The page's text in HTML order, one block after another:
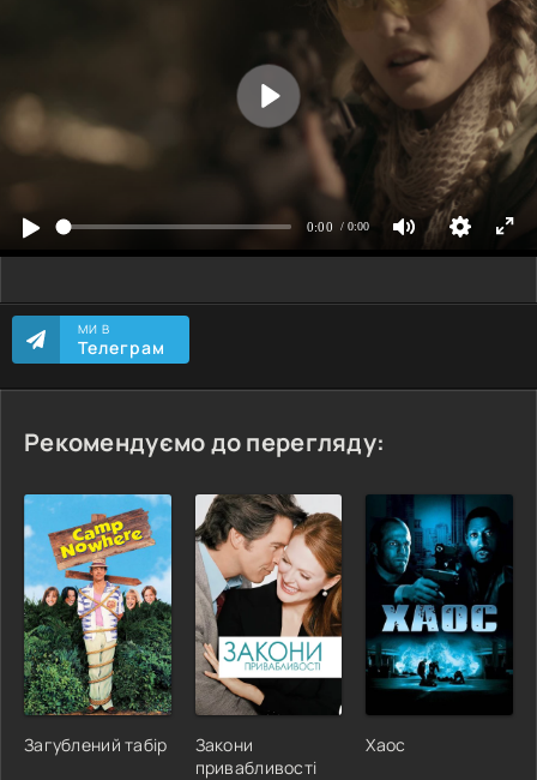
МИ В
Телеграм
Рекомендуємо до перегляду:
Загублений табір
Закони
привабливості
Хаос